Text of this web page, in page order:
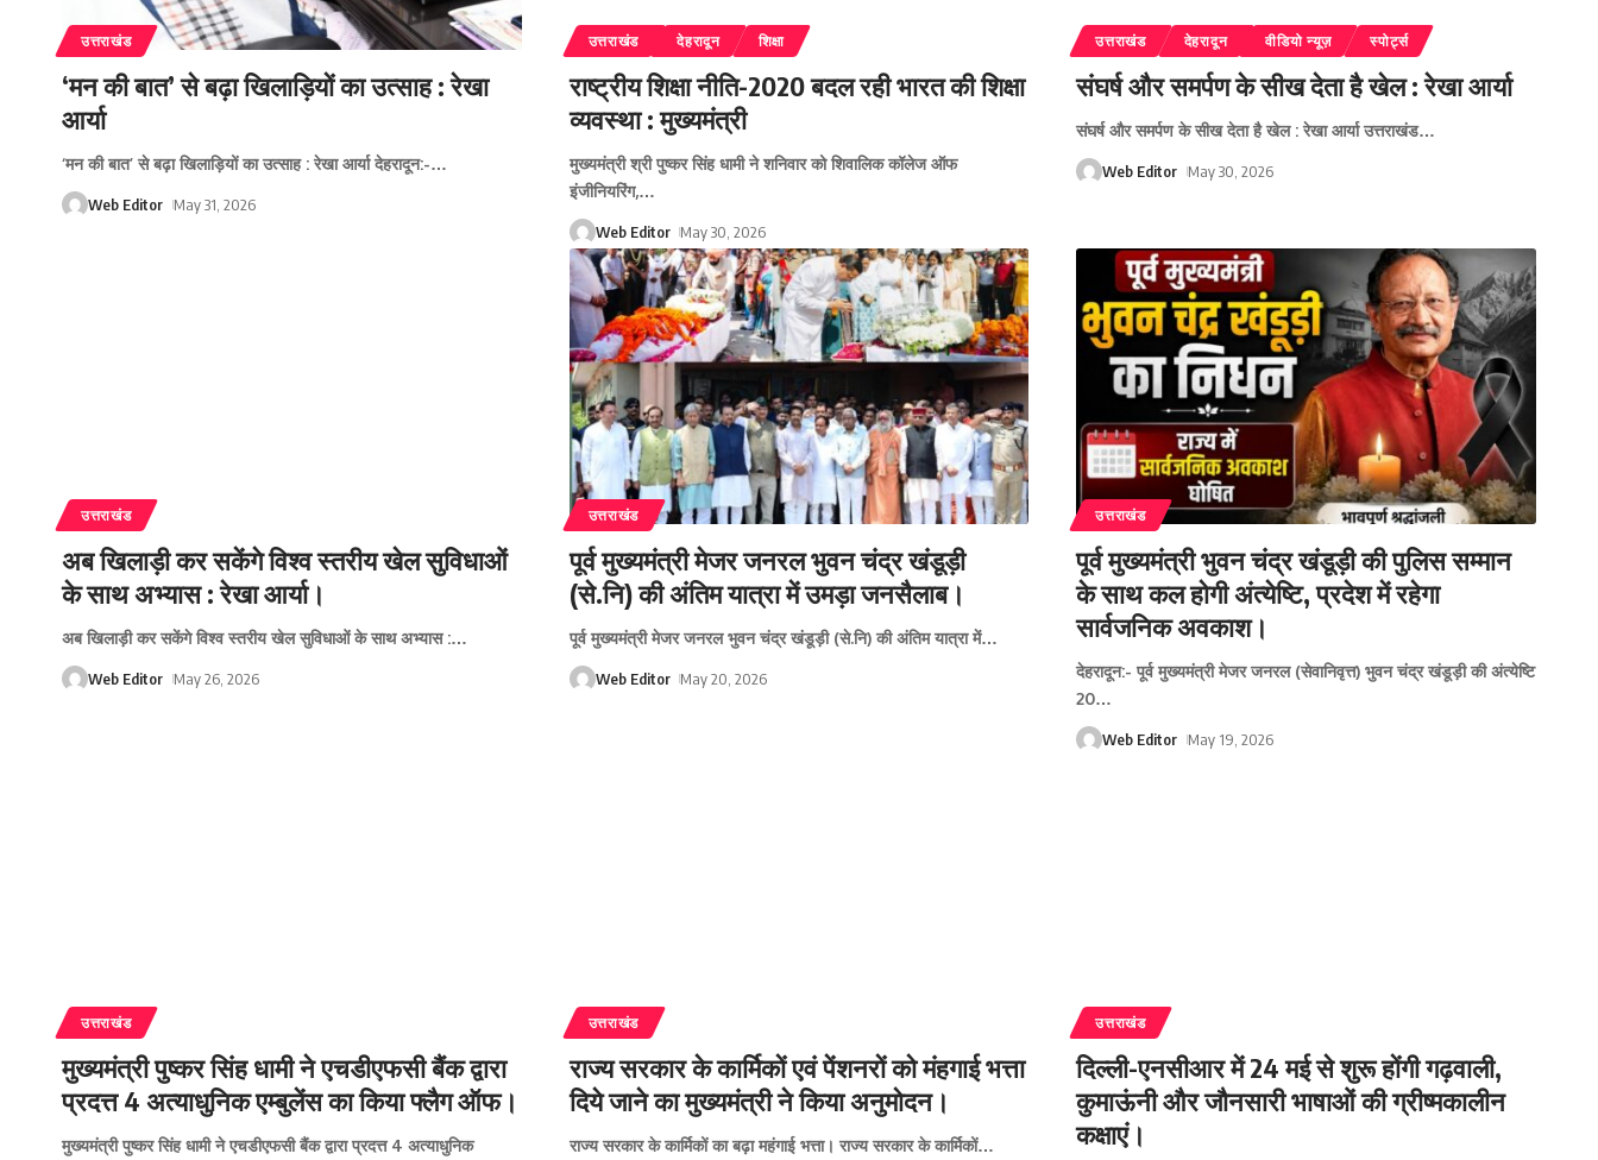
उत्तराखंड
‘मन की बात’ से बढ़ा खिलाड़ियों का उत्साह : रेखा
आर्या
‘मन की बात’ से बढ़ा खिलाड़ियों का उत्साह : रेखा आर्या देहरादून:-…
Web Editor May 31, 2026
उत्तराखंड देहरादून शिक्षा
राष्ट्रीय शिक्षा नीति-2020 बदल रही भारत की शिक्षा
व्यवस्था : मुख्यमंत्री
मुख्यमंत्री श्री पुष्कर सिंह धामी ने शनिवार को शिवालिक कॉलेज ऑफ
इंजीनियरिंग,…
Web Editor May 30, 2026
उत्तराखंड देहरादून वीडियो न्यूज़ स्पोर्ट्स
संघर्ष और समर्पण के सीख देता है खेल : रेखा आर्या
संघर्ष और समर्पण के सीख देता है खेल : रेखा आर्या उत्तराखंड…
Web Editor May 30, 2026
उत्तराखंड
अब खिलाड़ी कर सकेंगे विश्व स्तरीय खेल सुविधाओं
के साथ अभ्यास : रेखा आर्या।
अब खिलाड़ी कर सकेंगे विश्व स्तरीय खेल सुविधाओं के साथ अभ्यास :…
Web Editor May 26, 2026
उत्तराखंड
पूर्व मुख्यमंत्री मेजर जनरल भुवन चंद्र खंडूड़ी
(से.नि) की अंतिम यात्रा में उमड़ा जनसैलाब।
पूर्व मुख्यमंत्री मेजर जनरल भुवन चंद्र खंडूड़ी (से.नि) की अंतिम यात्रा में…
Web Editor May 20, 2026
उत्तराखंड
पूर्व मुख्यमंत्री भुवन चंद्र खंडूड़ी की पुलिस सम्मान
के साथ कल होगी अंत्येष्टि, प्रदेश में रहेगा
सार्वजनिक अवकाश।
देहरादून:- पूर्व मुख्यमंत्री मेजर जनरल (सेवानिवृत्त) भुवन चंद्र खंडूड़ी की अंत्येष्टि
20…
Web Editor May 19, 2026
उत्तराखंड
मुख्यमंत्री पुष्कर सिंह धामी ने एचडीएफसी बैंक द्वारा
प्रदत्त 4 अत्याधुनिक एम्बुलेंस का किया फ्लैग ऑफ।
मुख्यमंत्री पुष्कर सिंह धामी ने एचडीएफसी बैंक द्वारा प्रदत्त 4 अत्याधुनिक
उत्तराखंड
राज्य सरकार के कार्मिकों एवं पेंशनरों को मंहगाई भत्ता
दिये जाने का मुख्यमंत्री ने किया अनुमोदन।
राज्य सरकार के कार्मिकों का बढ़ा महंगाई भत्ता। राज्य सरकार के कार्मिकों…
उत्तराखंड
दिल्ली-एनसीआर में 24 मई से शुरू होंगी गढ़वाली,
कुमाऊंनी और जौनसारी भाषाओं की ग्रीष्मकालीन
कक्षाएं।